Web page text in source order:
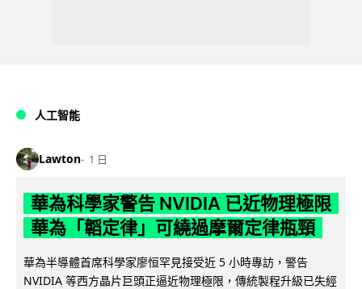
人工智能
Lawton 1 日
華為科學家警告 NVIDIA 已近物理極限
華為「韜定律」可繞過摩爾定律瓶頸
華為半導體首席科學家廖恒罕見接受近 5 小時專訪，警告
NVIDIA 等西方晶片巨頭正逼近物理極限，傳統製程升級已失經